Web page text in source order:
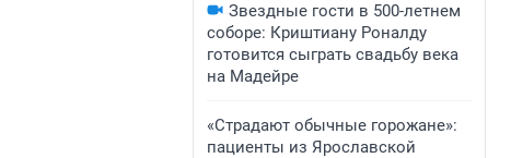
Звездные гости в 500-летнем
соборе: Криштиану Роналду
готовится сыграть свадьбу века
на Мадейре
«Страдают обычные горожане»:
пациенты из Ярославской